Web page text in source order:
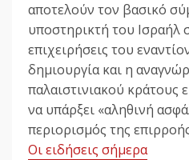
αποτελούν τον βασικό
υποστηρικτή του Ισραήλ
επιχειρήσεις του
δημιουργία και η
παλαιστινιακού κράτους
να υπάρξει «αληθινή
περιορισμός της
Οι ειδήσεις σήμερα